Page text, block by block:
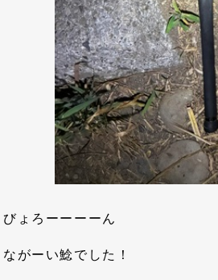
びょろーーーーん
ながーい鯰でした！